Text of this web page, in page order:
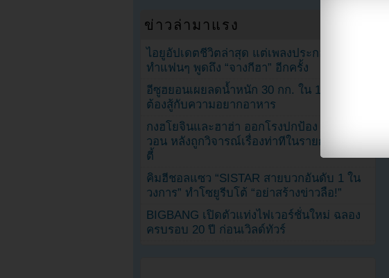
ข่าวล่ามาแรง
ไอยูอัปเดตชีวิตล่าสุด แต่เพลงประกอบโพสต์
ทำแฟนๆ พูดถึง “จางกีฮา” อีกครั้ง
อีซูฮยอนเผยลดน้ำหนัก 30 กก. ใน 1 ปี แต่ยัง
ต้องสู้กับความอยากอาหาร
กงฮโยจินและฮาฮ่า ออกโรงปกป้อง จองจุน
วอน หลังถูกวิจารณ์เรื่องท่าทีในรายการวาไร
ตี้
คิมฮีชอลแซว “SISTAR สายบวกอันดับ 1 ใน
วงการ” ทำโซยูรีบโต้ “อย่าสร้างข่าวลือ!”
BIGBANG เปิดตัวแท่งไฟเวอร์ชั่นใหม่ ฉลอง
ครบรอบ 20 ปี ก่อนเวิลด์ทัวร์